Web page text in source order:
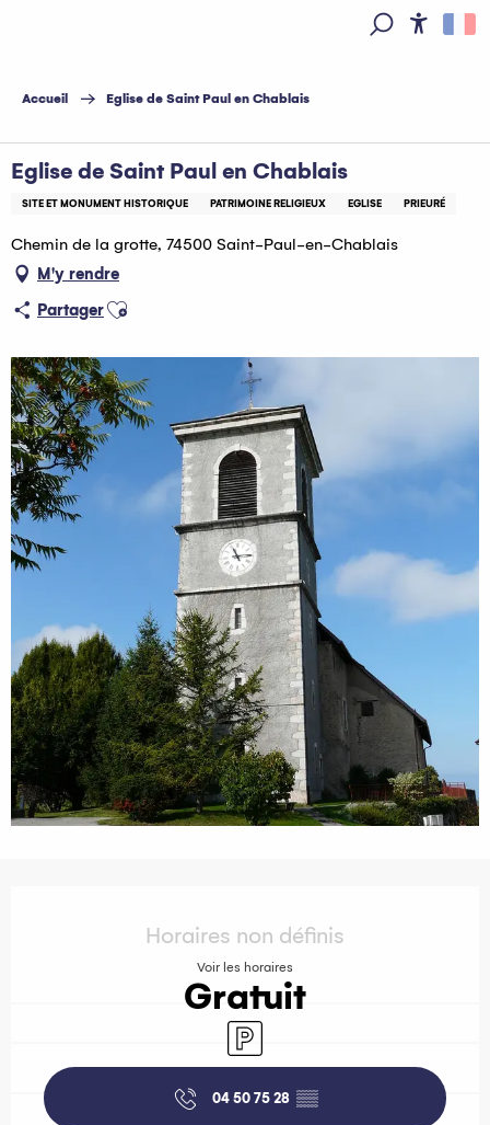
principal
Accueil Eglise de Saint Paul en Chablais
Eglise de Saint Paul en Chablais
SITE ET MONUMENT HISTORIQUE PATRIMOINE RELIGIEUX EGLISE PRIEURÉ
Chemin de la grotte, 74500 Saint-Paul-en-Chablais
M'y rendre
PartagerAjouter aux favoris
Horaires non définis
Voir les horaires
Gratuit
Parking
04 50 75 28 ▒▒